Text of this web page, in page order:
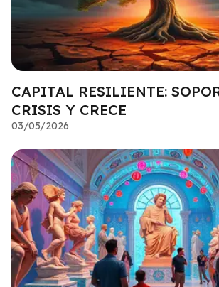
CAPITAL RESILIENTE:
CRISIS Y CRECE
03/05/2026